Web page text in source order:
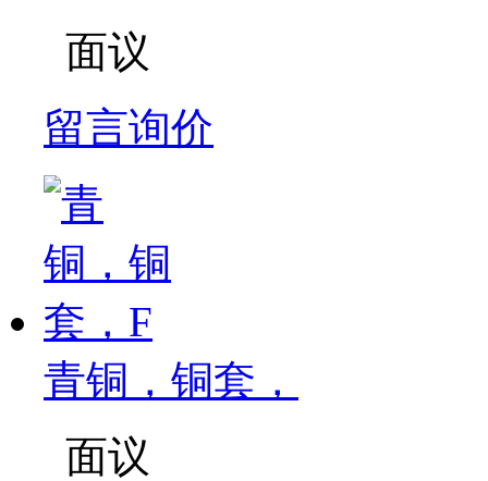
面议
留言询价
青铜，铜套，
面议